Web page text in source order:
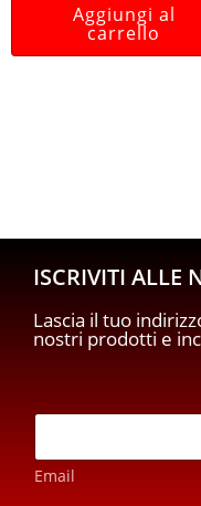
Aggiungi al
carrello
ISCRIVITI ALLE
Lascia il tuo
nostri prodotti e
v
a
E
a
iEmail